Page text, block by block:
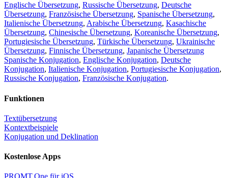
Englische Übersetzung, Russische Übersetzung, Deutsche
Übersetzung, Französische Übersetzung, Spanische Übersetzung,
Italienische Übersetzung, Arabische Übersetzung, Kasachische
Übersetzung, Chinesische Übersetzung, Koreanische Übersetzung,
Portugiesische Übersetzung, Türkische Übersetzung, Ukrainische
Übersetzung, Finnische Übersetzung, Japanische Übersetzung
Spanische Konjugation, Englische Konjugation, Deutsche
Konjugation, Italienische Konjugation, Portugiesische Konjugation,
Russische Konjugation, Französische Konjugation.
Funktionen
Textübersetzung
Kontextbeispiele
Konjugation und Deklination
Kostenlose Apps